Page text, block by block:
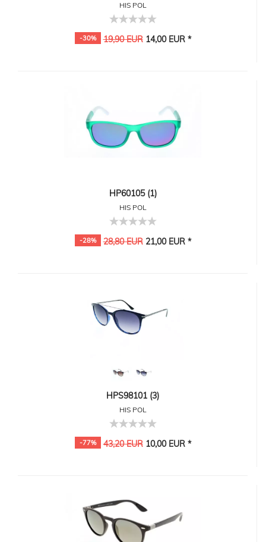
HIS POL
-30% 19,90 EUR14,00 EUR *
HP60105 (1)
HIS POL
-28% 28,80 EUR21,00 EUR *
HPS98101 (3)
HIS POL
-77% 43,20 EUR10,00 EUR *